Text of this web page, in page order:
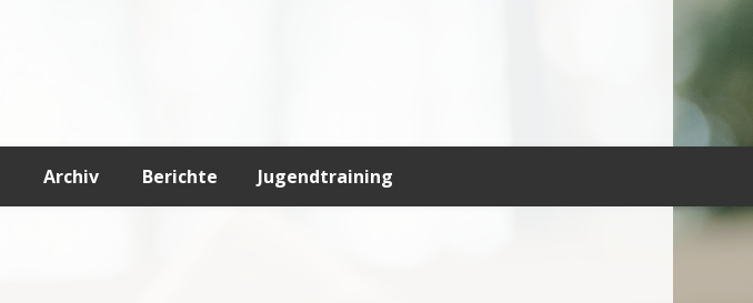
Archiv Berichte Jugendtraining